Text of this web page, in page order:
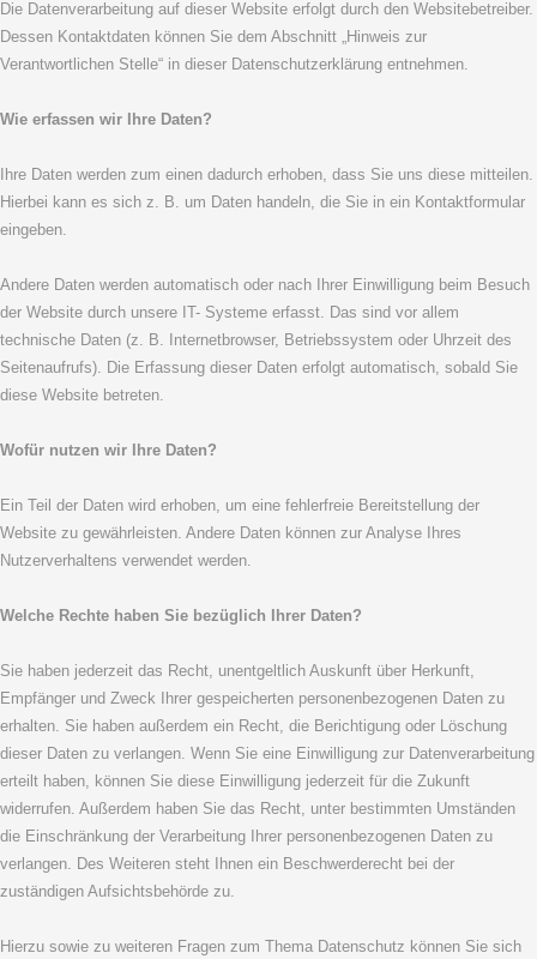
Die Datenverarbeitung auf dieser Website erfolgt durch den Websitebetreiber.
Dessen Kontaktdaten können Sie dem Abschnitt „Hinweis zur
Verantwortlichen Stelle“ in dieser Datenschutzerklärung entnehmen.
Wie erfassen wir Ihre Daten?
Ihre Daten werden zum einen dadurch erhoben, dass Sie uns diese mitteilen.
Hierbei kann es sich z. B. um Daten handeln, die Sie in ein Kontaktformular
eingeben.
Andere Daten werden automatisch oder nach Ihrer Einwilligung beim Besuch
der Website durch unsere IT- Systeme erfasst. Das sind vor allem
technische Daten (z. B. Internetbrowser, Betriebssystem oder Uhrzeit des
Seitenaufrufs). Die Erfassung dieser Daten erfolgt automatisch, sobald Sie
diese Website betreten.
Wofür nutzen wir Ihre Daten?
Ein Teil der Daten wird erhoben, um eine fehlerfreie Bereitstellung der
Website zu gewährleisten. Andere Daten können zur Analyse Ihres
Nutzerverhaltens verwendet werden.
Welche Rechte haben Sie bezüglich Ihrer Daten?
Sie haben jederzeit das Recht, unentgeltlich Auskunft über Herkunft,
Empfänger und Zweck Ihrer gespeicherten personenbezogenen Daten zu
erhalten. Sie haben außerdem ein Recht, die Berichtigung oder Löschung
dieser Daten zu verlangen. Wenn Sie eine Einwilligung zur Datenverarbeitung
erteilt haben, können Sie diese Einwilligung jederzeit für die Zukunft
widerrufen. Außerdem haben Sie das Recht, unter bestimmten Umständen
die Einschränkung der Verarbeitung Ihrer personenbezogenen Daten zu
verlangen. Des Weiteren steht Ihnen ein Beschwerderecht bei der
zuständigen Aufsichtsbehörde zu.
Hierzu sowie zu weiteren Fragen zum Thema Datenschutz können Sie sich